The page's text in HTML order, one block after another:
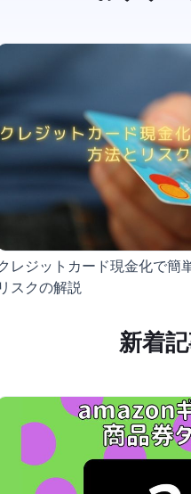
レジットカード現金化で簡
リスクの解説
新着